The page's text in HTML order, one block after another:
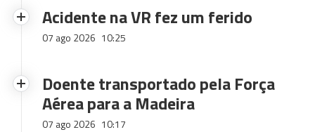
Acidente na VR fez um ferido
07 ago 2026 10:25
Doente transportado pela Força
Aérea para a Madeira
07 ago 2026 10:17